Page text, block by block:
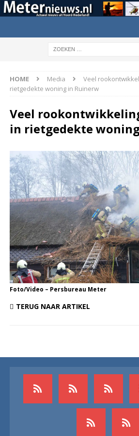
HOME Media
Veel
rietgedekte woning in Ruinerw
Veel
in rietgedekte
Foto/Video – Persbureau Meter
TERUG NAAR ARTIKEL